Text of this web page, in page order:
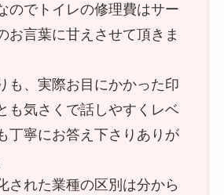
のでトイレの修理費はサー
お言葉に甘えさせて頂きま
も、実際お目にかかった印
も気さくで話しやすくレベ
丁寧にお答え下さりありが
された業種の区別は分から